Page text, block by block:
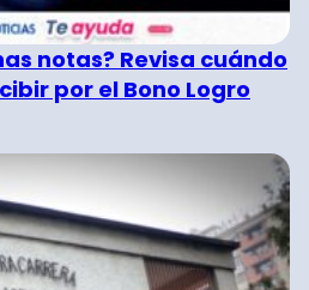
notas? Revisa cuándo
por el Bono Logro